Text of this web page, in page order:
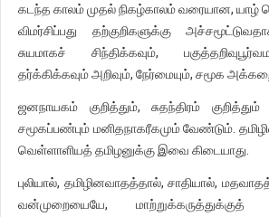
கடந்த காலம் முதல் நிகழ்காலம் வரையான, யாழ்
விமர்சிப்பது தற்குறிகளுக்கு
சுயமாகச் சிந்திக்கவும்,
தர்க்கிக்கவும் அறிவும், நேர்மையும், சமூக
ஜனநாயகம் குறித்தும், சுதந்திரம்
சமூகப்பண்பும் மனிதநாகரீகமும் வேண்டும்.
வெள்ளாளியத் தமிழனுக்கு இவை கிடையாது.
புலியால், தமிழினவாதத்தால், சாதியால்,
வன்முறையையே,